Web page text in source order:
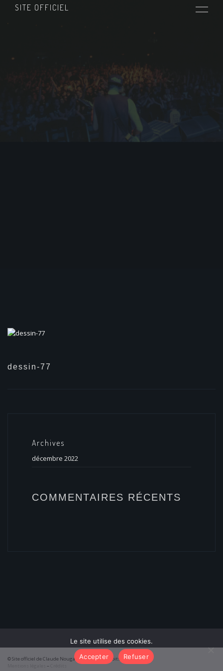
SITE OFFICIEL
dessin-77
Archives
décembre 2022
COMMENTAIRES RÉCENTS
© Site officiel de Claude Nougaro 2026 – Tous droits réservés
–
Le site utilise des cookies.
Accepter
Refuser